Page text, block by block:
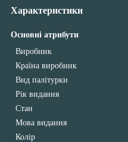
Характеристики
Основні атрибути
Виробник
Країна виробник
Вид палітурки
Рік видання
Стан
Мова видання
Колір